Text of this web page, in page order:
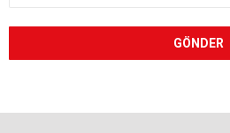
GÖNDER